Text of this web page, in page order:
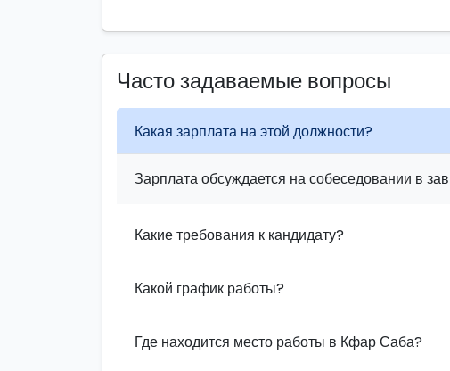
Часто задаваемые вопросы
Какая зарплата на этой должности?
Зарплата обсуждается на собеседовании в
Какие требования к кандидату?
Какой график работы?
Где находится место работы в Кфар Саба?